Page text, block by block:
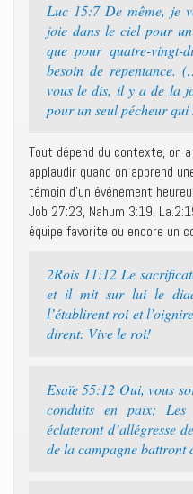
Luc 15:7 De même, je
joie dans le ciel pour
que pour quatre-vingt-
besoin de repentance.
vous le dis, il y a de la
pour un seul pécheur qui
Tout dépend du contexte, on
applaudir quand on apprend
témoin d’un événement
Job 27:23, Nahum 3:19,
équipe favorite ou encore un
2Rois 11:12 Le
et il mit sur lui le
l’établirent roi et
dirent: Vive le roi!
Esaïe 55:12 Oui, vous
conduits en paix; Les
éclateront d’allégresse
de la campagne battront